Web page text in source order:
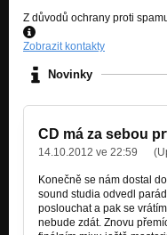
Z důvodů ochrany proti
Zobrazit kontakty
Novinky
CD má za sebou
14.10.2012 ve 22:59
Konečně se nám dostal
sound studia odvedl
poslouchat a pak se
nebude zdát. Znovu